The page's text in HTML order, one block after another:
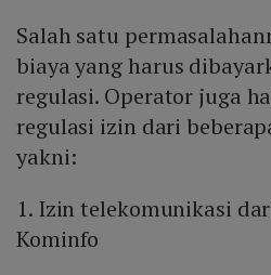
Salah satu
biaya yang harus
regulasi. Operator juga
regulasi izin dari
yakni:
1. Izin telekomunikasi
Kominfo